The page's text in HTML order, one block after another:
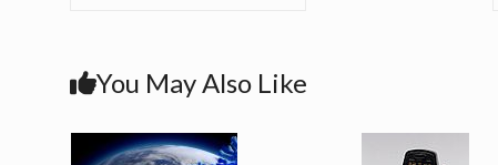
You May Also Like